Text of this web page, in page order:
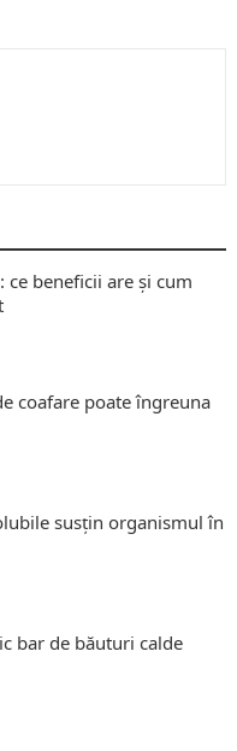
ce beneficii are și cum
coafare poate îngreuna
susțin organismul în
bar de băuturi calde